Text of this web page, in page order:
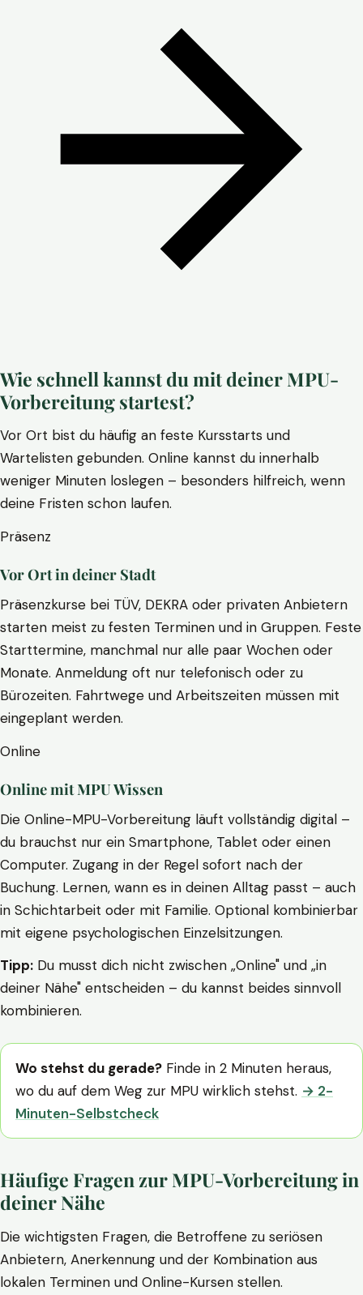
Wie schnell kannst du mit deiner MPU-
Vorbereitung startest?
Vor Ort bist du häufig an feste Kursstarts und
Wartelisten gebunden. Online kannst du innerhalb
weniger Minuten loslegen – besonders hilfreich, wenn
deine Fristen schon laufen.
Präsenz
Vor Ort in deiner Stadt
Präsenzkurse bei TÜV, DEKRA oder privaten Anbietern
starten meist zu festen Terminen und in Gruppen. Feste
Starttermine, manchmal nur alle paar Wochen oder
Monate. Anmeldung oft nur telefonisch oder zu
Bürozeiten. Fahrtwege und Arbeitszeiten müssen mit
eingeplant werden.
Online
Online mit MPU Wissen
Die Online-MPU-Vorbereitung läuft vollständig digital –
du brauchst nur ein Smartphone, Tablet oder einen
Computer. Zugang in der Regel sofort nach der
Buchung. Lernen, wann es in deinen Alltag passt – auch
in Schichtarbeit oder mit Familie. Optional kombinierbar
mit eigene psychologischen Einzelsitzungen.
Tipp: Du musst dich nicht zwischen „Online" und „in
deiner Nähe" entscheiden – du kannst beides sinnvoll
kombinieren.
Wo stehst du gerade? Finde in 2 Minuten heraus,
wo du auf dem Weg zur MPU wirklich stehst. → 2-
Minuten-Selbstcheck
Häufige Fragen zur MPU-Vorbereitung in
deiner Nähe
Die wichtigsten Fragen, die Betroffene zu seriösen
Anbietern, Anerkennung und der Kombination aus
lokalen Terminen und Online-Kursen stellen.